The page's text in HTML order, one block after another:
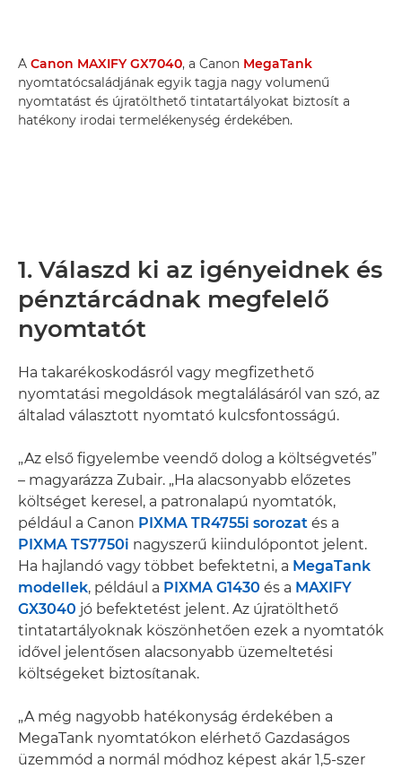
A Canon MAXIFY GX7040, a Canon MegaTank
nyomtatócsaládjának egyik tagja nagy volumenű
nyomtatást és újratölthető tintatartályokat biztosít a
hatékony irodai termelékenység érdekében.
1. Válaszd ki az igényeidnek és
pénztárcádnak megfelelő
nyomtatót
Ha takarékoskodásról vagy megfizethető
nyomtatási megoldások megtalálásáról van szó, az
általad választott nyomtató kulcsfontosságú.
„Az első figyelembe veendő dolog a költségvetés”
– magyarázza Zubair. „Ha alacsonyabb előzetes
költséget keresel, a patronalapú nyomtatók,
például a Canon PIXMA TR4755i sorozat és a
PIXMA TS7750i nagyszerű kiindulópontot jelent.
Ha hajlandó vagy többet befektetni, a MegaTank
modellek, például a PIXMA G1430 és a MAXIFY
GX3040 jó befektetést jelent. Az újratölthető
tintatartályoknak köszönhetően ezek a nyomtatók
idővel jelentősen alacsonyabb üzemeltetési
költségeket biztosítanak.
„A még nagyobb hatékonyság érdekében a
MegaTank nyomtatókon elérhető Gazdaságos
üzemmód a normál módhoz képest akár 1,5-szer